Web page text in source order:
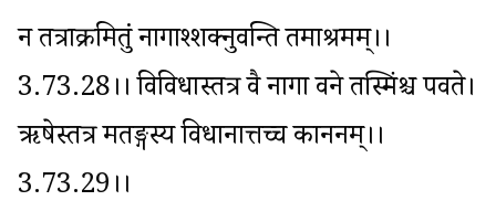
न तत्राक्रमितुं नागाश्शक्नुवन्ति तमाश्रमम्।।
3.73.28।। विविधास्तत्र वै नागा वने तस्मिंश्च पर्वते।
ऋषेस्तत्र मतङ्गस्य विधानात्तच्च काननम्।।
3.73.29।।